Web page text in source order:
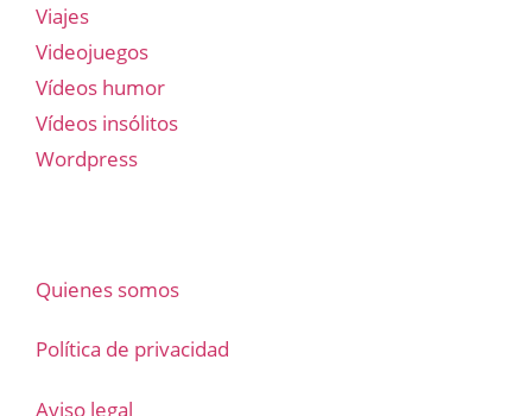
Viajes
Videojuegos
Vídeos humor
Vídeos insólitos
Wordpress
Quienes somos
Política de privacidad
Aviso legal